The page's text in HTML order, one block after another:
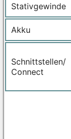
Stativgewinde
Akku
Schnittstellen/
Connect